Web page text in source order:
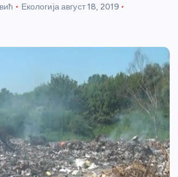
Екологијаавгуст 18, 2019